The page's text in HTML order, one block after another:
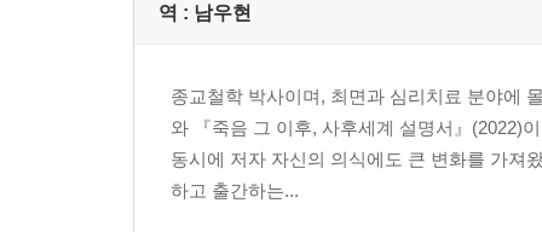
10. 카르마의 소멸
2) 욕망의 초월과 신성한 봉사
11. 집단 카르마
1) 개인과 집단 카르마의 상호 작용
2) 인류의 생각이 빚어내는 재난과 격변
역 : 남우현
종교철학 박사이며, 최면과 심리치료 분야에
와 『죽음 그 이후, 사후세계 설명서』(2022)
동시에 저자 자신의 의식에도 큰 변화를 가져
하고 출간하는...